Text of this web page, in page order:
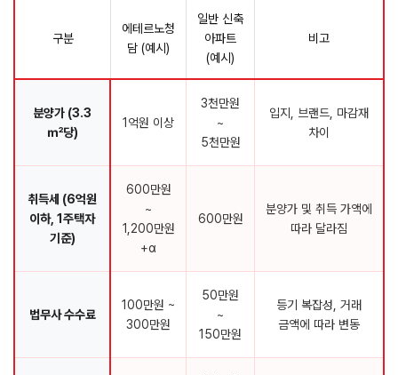
구분
에테르노청
담 (예시)
일반 신축
아파트
(예시)
비고
분양가 (3.3
㎡당)
1억원 이상
3천만원
~
5천만원
입지, 브랜드, 마감재
차이
취득세 (6억원
이하, 1주택자
기준)
600만원
~
1,200만원
+α
600만원
분양가 및 취득 가액에
따라 달라짐
법무사 수수료
100만원 ~
300만원
50만원
~
150만원
등기 복잡성, 거래
금액에 따라 변동